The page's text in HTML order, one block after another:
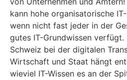
kann hohe organisatorische
wenn nicht fast jeder in der
gutes IT-Grundwissen
Schweiz bei der digitalen
Wirtschaft und Staat hängt
wieviel IT-Wissen es an der